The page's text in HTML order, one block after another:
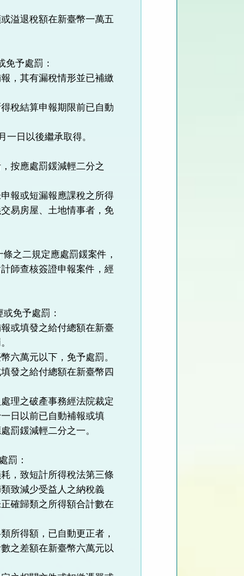
溢退稅額在新臺幣一萬五
予處罰：
，其有漏稅情形並已補繳
稅結算申報期限前已自動
日以後繼承取得。
按應處罰鍰減輕二分之
報或短漏報應課稅之所得
易房屋、土地情事者，免
之二規定應處罰鍰案件，
師查核簽證申報案件，經
免予處罰：
或填發之給付總額在新臺
六萬元以下，免予處罰。
發之給付總額在新臺幣四
理之破產事務經法院裁定
日以前已自動補報或填
罰鍰減輕二分之一。
罰：
，致短計所得稅法第三條
致減少受益人之納稅義
確歸類之所得額合計數在
所得額，已自動更正者，
之差額在新臺幣六萬元以